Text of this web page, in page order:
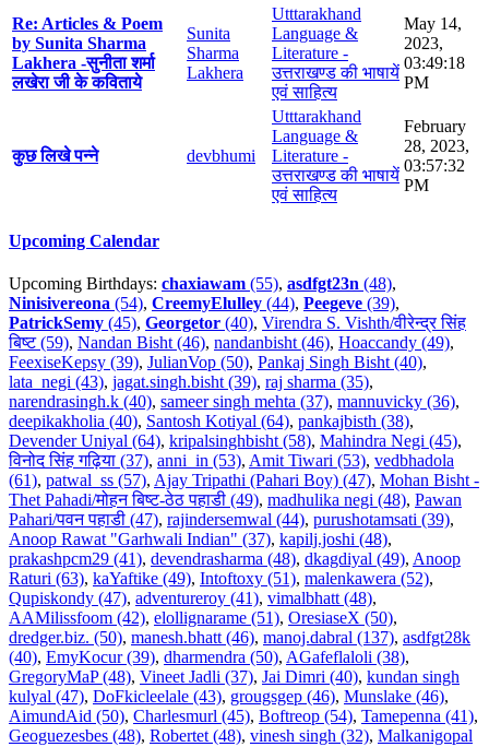
Re: Articles & Poem
by Sunita Sharma
Lakhera -सुनीता शर्मा
लखेरा जी के कविताये
Sunita
Sharma
Lakhera
Utttarakhand
Language &
Literature -
उत्तराखण्ड की भाषायें
एवं साहित्य
May 14,
2023,
03:49:18
PM
कुछ लिखे पन्ने devbhumi
Utttarakhand
Language &
Literature -
उत्तराखण्ड की भाषायें
एवं साहित्य
February
28, 2023,
03:57:32
PM
Upcoming Calendar
Upcoming Birthdays: chaxiawam (55), asdfgt23n (48),
Ninisivereona (54), CreemyElulley (44), Peegeve (39),
PatrickSemy (45), Georgetor (40), Virendra S. Vishth/वीरेन्द्र सिंह
बिष्ट (59), Nandan Bisht (46), nandanbisht (46), Hoaccandy (49),
FeexiseKepsy (39), JulianVop (50), Pankaj Singh Bisht (40),
lata_negi (43), jagat.singh.bisht (39), raj sharma (35),
narendrasingh.k (40), sameer singh mehta (37), mannuvicky (36),
deepikakholia (40), Santosh Kotiyal (64), pankajbisth (38),
Devender Uniyal (64), kripalsinghbisht (58), Mahindra Negi (45),
विनोद सिंह गढ़िया (37), anni_in (53), Amit Tiwari (53), vedbhadola
(61), patwal_ss (57), Ajay Tripathi (Pahari Boy) (47), Mohan Bisht -
Thet Pahadi/मोहन बिष्ट-ठेठ पहाडी (49), madhulika negi (48), Pawan
Pahari/पवन पहाडी (47), rajindersemwal (44), purushotamsati (39),
Anoop Rawat "Garhwali Indian" (37), kapilj.joshi (48),
prakashpcm29 (41), devendrasharma (48), dkagdiyal (49), Anoop
Raturi (63), kaYaftike (49), Intoftoxy (51), malenkawera (52),
Qupiskondy (47), adventureroy (41), vimalbhatt (48),
AAMilissfoom (42), elollignarame (51), OresiaseX (50),
dredger.biz. (50), manesh.bhatt (46), manoj.dabral (137), asdfgt28k
(40), EmyKocur (39), dharmendra (50), AGafeflaloli (38),
GregoryMaP (48), Vineet Jadli (37), Jai Dimri (40), kundan singh
kulyal (47), DoFkicleelale (43), grougsgep (46), Munslake (46),
AimundAid (50), Charlesmurl (45), Boftreop (54), Tamepenna (41),
Geoguezesbes (48), Robertet (48), vinesh singh (32), Malkanigopal